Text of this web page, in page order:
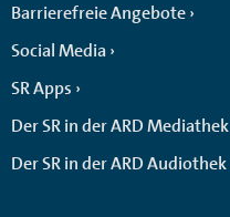
Barrierefreie Angebote
Social Media
SR Apps
Der SR in der ARD Mediathek
Der SR in der ARD Audiothek